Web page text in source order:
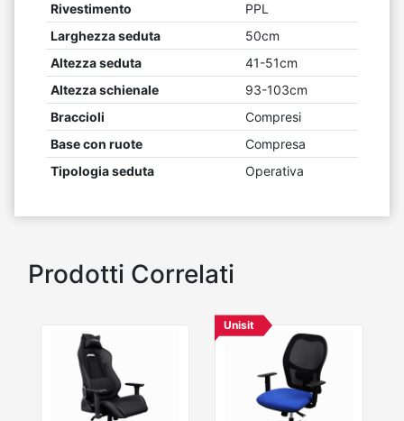
Rivestimento
PPL
Larghezza seduta
50cm
Altezza seduta
41-51cm
Altezza schienale
93-103cm
Braccioli
Compresi
Base con ruote
Compresa
Tipologia seduta
Operativa
Prodotti Correlati
Unisit